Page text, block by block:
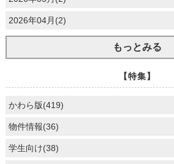
2026年04月(2)
もっとみる
【特集】
かわら版(419)
物件情報(36)
学生向け(38)